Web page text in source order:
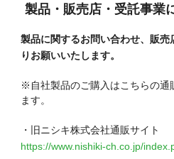
製品・販売店・受託事業
製品に関するお問い合わせ、販売
りお願いいたします。
※自社製品のご購入はこちらの通
ます。
・旧ニシキ株式会社通販サイト
https://www.nishiki-ch.co.jp/
メールでのお